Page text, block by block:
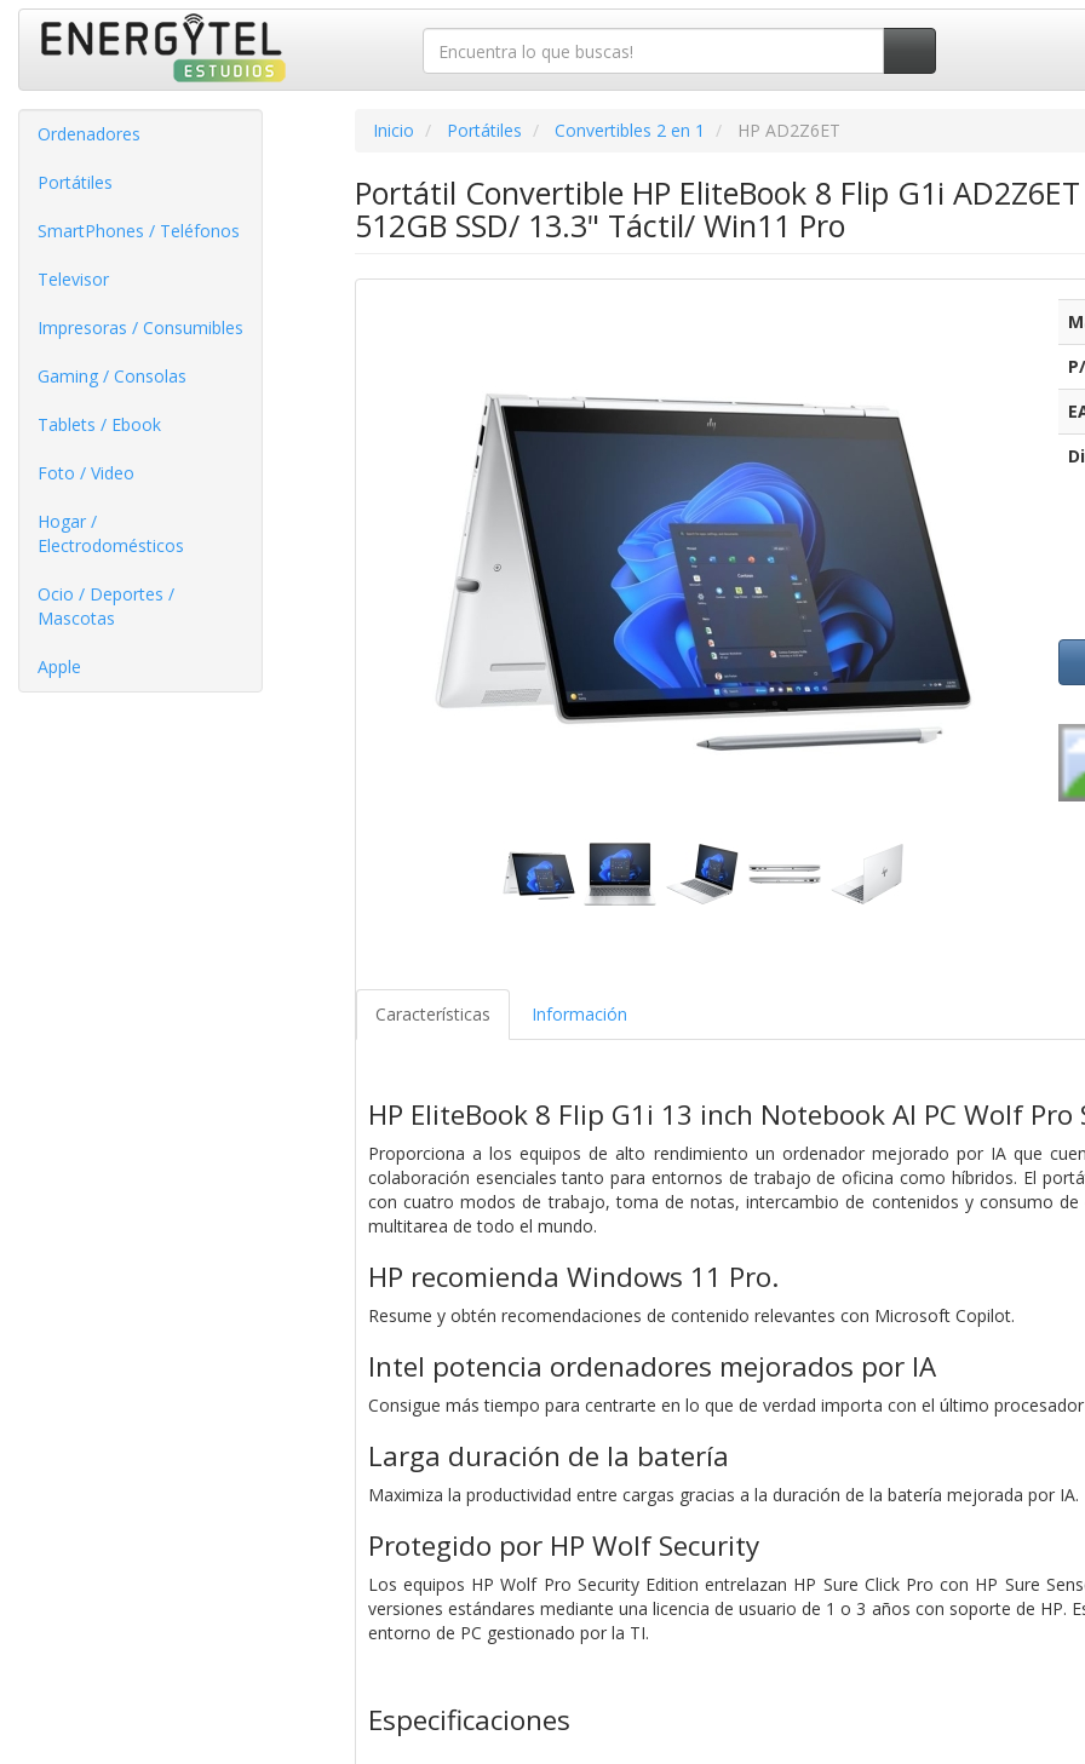
Ordenadores
Portátiles
SmartPhones / Teléfonos
Televisor
Impresoras / Consumibles
Gaming / Consolas
Tablets / Ebook
Foto / Video
Hogar /
Electrodomésticos
Ocio / Deportes /
Mascotas
Apple
Inicio Portátiles Convertibles 2 en 1 HP AD2Z6ET
Portátil Convertible HP EliteBook 8 Flip G1i
512GB SSD/ 13.3" Táctil/ Win11 Pro
Características Información
HP EliteBook 8 Flip G1i 13 inch Notebook AI PC Wolf
Proporciona a los equipos de alto rendimiento un ordenador mejorado por IA que
colaboración esenciales tanto para entornos de trabajo de oficina como híbridos. El
con cuatro modos de trabajo, toma de notas, intercambio de contenidos y consumo
multitarea de todo el mundo.
HP recomienda Windows 11 Pro.
Resume y obtén recomendaciones de contenido relevantes con Microsoft Copilot.
Intel potencia ordenadores mejorados por IA
Consigue más tiempo para centrarte en lo que de verdad importa con el último
Larga duración de la batería
Maximiza la productividad entre cargas gracias a la duración de la batería mejorada por IA.
Protegido por HP Wolf Security
Los equipos HP Wolf Pro Security Edition entrelazan HP Sure Click Pro con HP Sure
versiones estándares mediante una licencia de usuario de 1 o 3 años con soporte de HP.
entorno de PC gestionado por la TI.
Especificaciones